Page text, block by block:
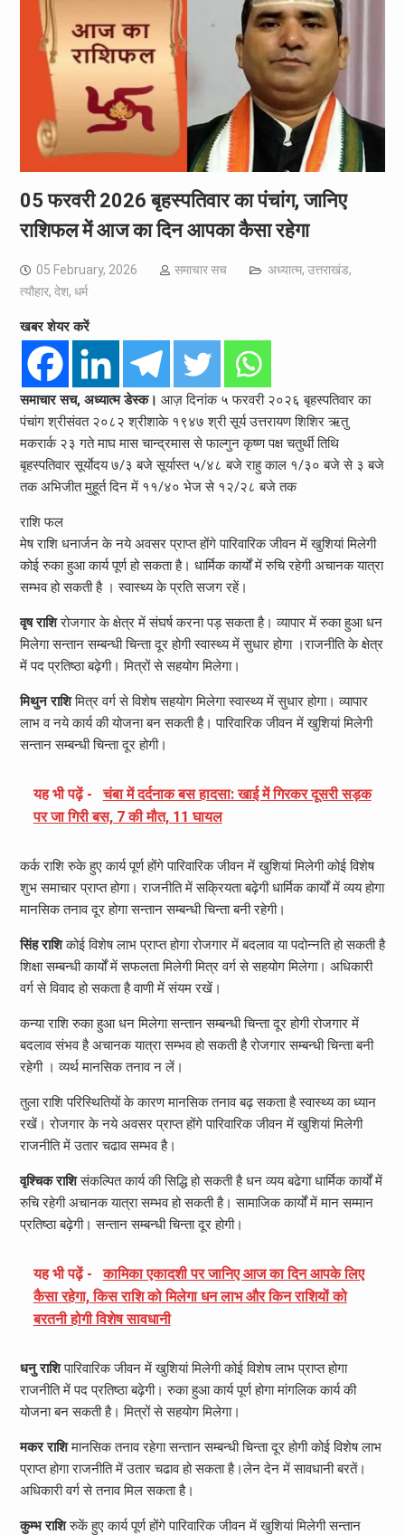
05 फरवरी 2026 बृहस्पतिवार का पंचांग, जानिए
राशिफल में आज का दिन आपका कैसा रहेगा
05 February, 2026 समाचार सच अध्यात्म, उत्तराखंड,
त्यौहार, देश, धर्म
खबर शेयर करें
समाचार सच, अध्यात्म डेस्क। आज़ दिनांक ५ फरवरी २०२६ बृहस्पतिवार का
पंचांग श्रीसंवत २०८२ श्रीशाके १९४७ श्री सूर्य उत्तरायण शिशिर ऋतु
मकरार्क २३ गते माघ मास चान्द्रमास से फाल्गुन कृष्ण पक्ष चतुर्थी तिथि
बृहस्पतिवार सूर्याेदय ७/३ बजे सूर्यास्त ५/४८ बजे राहु काल १/३० बजे से ३ बजे
तक अभिजीत मुहूर्त दिन में ११/४० भेज से १२/२८ बजे तक
राशि फल
मेष राशि धनार्जन के नये अवसर प्राप्त होंगे पारिवारिक जीवन में खुशियां मिलेगी
कोई रुका हुआ कार्य पूर्ण हो सकता है। धार्मिक कार्यों में रुचि रहेगी अचानक यात्रा
सम्भव हो सकती है । स्वास्थ्य के प्रति सजग रहें।
वृष राशिरोजगार के क्षेत्र में संघर्ष करना पड़ सकता है। व्यापार में रुका हुआ धन
मिलेगा सन्तान सम्बन्धी चिन्ता दूर होगी स्वास्थ्य में सुधार होगा ।राजनीति के क्षेत्र
में पद प्रतिष्ठा बढ़ेगी। मित्रों से सहयोग मिलेगा।
मिथुन राशिमित्र वर्ग से विशेष सहयोग मिलेगा स्वास्थ्य में सुधार होगा। व्यापार
लाभ व नये कार्य की योजना बन सकती है। पारिवारिक जीवन में खुशियां मिलेगी
सन्तान सम्बन्धी चिन्ता दूर होगी।
यह भी पढ़ें -
चंबा में दर्दनाक बस हादसा: खाई में गिरकर दूसरी सड़क
पर जा गिरी बस, 7 की मौत, 11 घायल
कर्क राशि रुके हुए कार्य पूर्ण होंगे पारिवारिक जीवन में खुशियां मिलेगी कोई विशेष
शुभ समाचार प्राप्त होगा। राजनीति में सक्रियता बढ़ेगी धार्मिक कार्यों में व्यय होगा
मानसिक तनाव दूर होगा सन्तान सम्बन्धी चिन्ता बनी रहेगी।
सिंह राशिकोई विशेष लाभ प्राप्त होगा रोजगार में बदलाव या पदोन्नति हो सकती है
शिक्षा सम्बन्धी कार्यों में सफलता मिलेगी मित्र वर्ग से सहयोग मिलेगा। अधिकारी
वर्ग से विवाद हो सकता है वाणी में संयम रखें।
कन्या राशि रुका हुआ धन मिलेगा सन्तान सम्बन्धी चिन्ता दूर होगी रोजगार में
बदलाव संभव है अचानक यात्रा सम्भव हो सकती है रोजगार सम्बन्धी चिन्ता बनी
रहेगी । व्यर्थ मानसिक तनाव न लें।
तुला राशि परिस्थितियों के कारण मानसिक तनाव बढ़ सकता है स्वास्थ्य का ध्यान
रखें। रोजगार के नये अवसर प्राप्त होंगे पारिवारिक जीवन में खुशियां मिलेगी
राजनीति में उतार चढाव सम्भव है।
वृश्चिक राशिसंकल्पित कार्य की सिद्धि हो सकती है धन व्यय बढेगा धार्मिक कार्यों में
रुचि रहेगी अचानक यात्रा सम्भव हो सकती है। सामाजिक कार्यों में मान सम्मान
प्रतिष्ठा बढ़ेगी। सन्तान सम्बन्धी चिन्ता दूर होगी।
यह भी पढ़ें -
कामिका एकादशी पर जानिए आज का दिन आपके लिए
कैसा रहेगा, किस राशि को मिलेगा धन लाभ और किन राशियों को
बरतनी होगी विशेष सावधानी
धनु राशिपारिवारिक जीवन में खुशियां मिलेगी कोई विशेष लाभ प्राप्त होगा
राजनीति में पद प्रतिष्ठा बढ़ेगी। रुका हुआ कार्य पूर्ण होगा मांगलिक कार्य की
योजना बन सकती है। मित्रों से सहयोग मिलेगा।
मकर राशिमानसिक तनाव रहेगा सन्तान सम्बन्धी चिन्ता दूर होगी कोई विशेष लाभ
प्राप्त होगा राजनीति में उतार चढाव हो सकता है।लेन देन में सावधानी बरतें।
अधिकारी वर्ग से तनाव मिल सकता है।
कुम्भ राशिरुकें हुए कार्य पूर्ण होंगे पारिवारिक जीवन में खुशियां मिलेगी सन्तान